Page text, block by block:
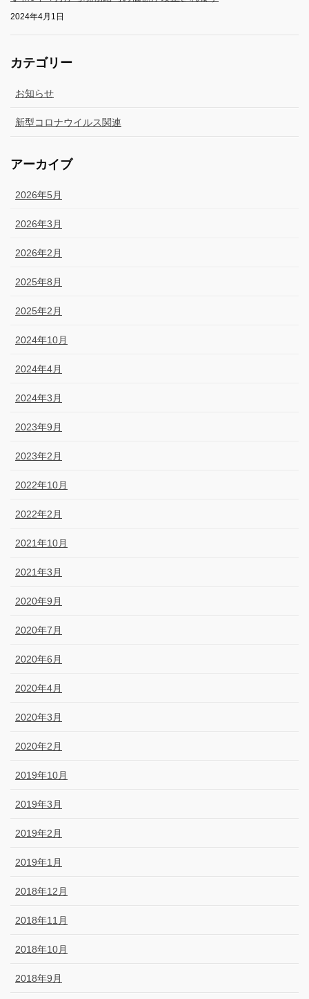
2024年4月1日
カテゴリー
お知らせ
新型コロナウイルス関連
アーカイブ
2026年5月
2026年3月
2026年2月
2025年8月
2025年2月
2024年10月
2024年4月
2024年3月
2023年9月
2023年2月
2022年10月
2022年2月
2021年10月
2021年3月
2020年9月
2020年7月
2020年6月
2020年4月
2020年3月
2020年2月
2019年10月
2019年3月
2019年2月
2019年1月
2018年12月
2018年11月
2018年10月
2018年9月